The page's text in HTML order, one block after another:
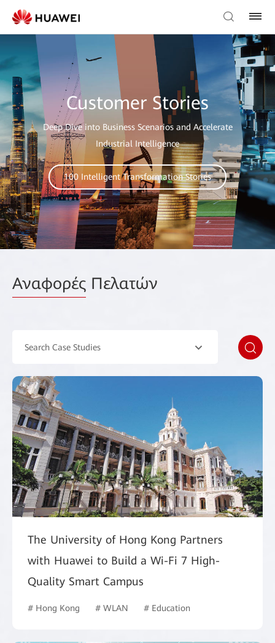
Customer Stories
Deep Dive into Business Scenarios and Accelerate
Industrial Intelligence
100 Intelligent Transformation Stories
Αναφορές Πελατών
Search Case Studies
The University of Hong Kong Partners
with Huawei to Build a Wi-Fi 7 High-
Quality Smart Campus
# Hong Kong # WLAN # Education